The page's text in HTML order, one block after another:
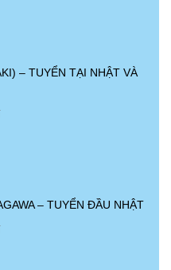
– TUYỂN TẠI NHẬT VÀ
– TUYỂN ĐẦU NHẬT